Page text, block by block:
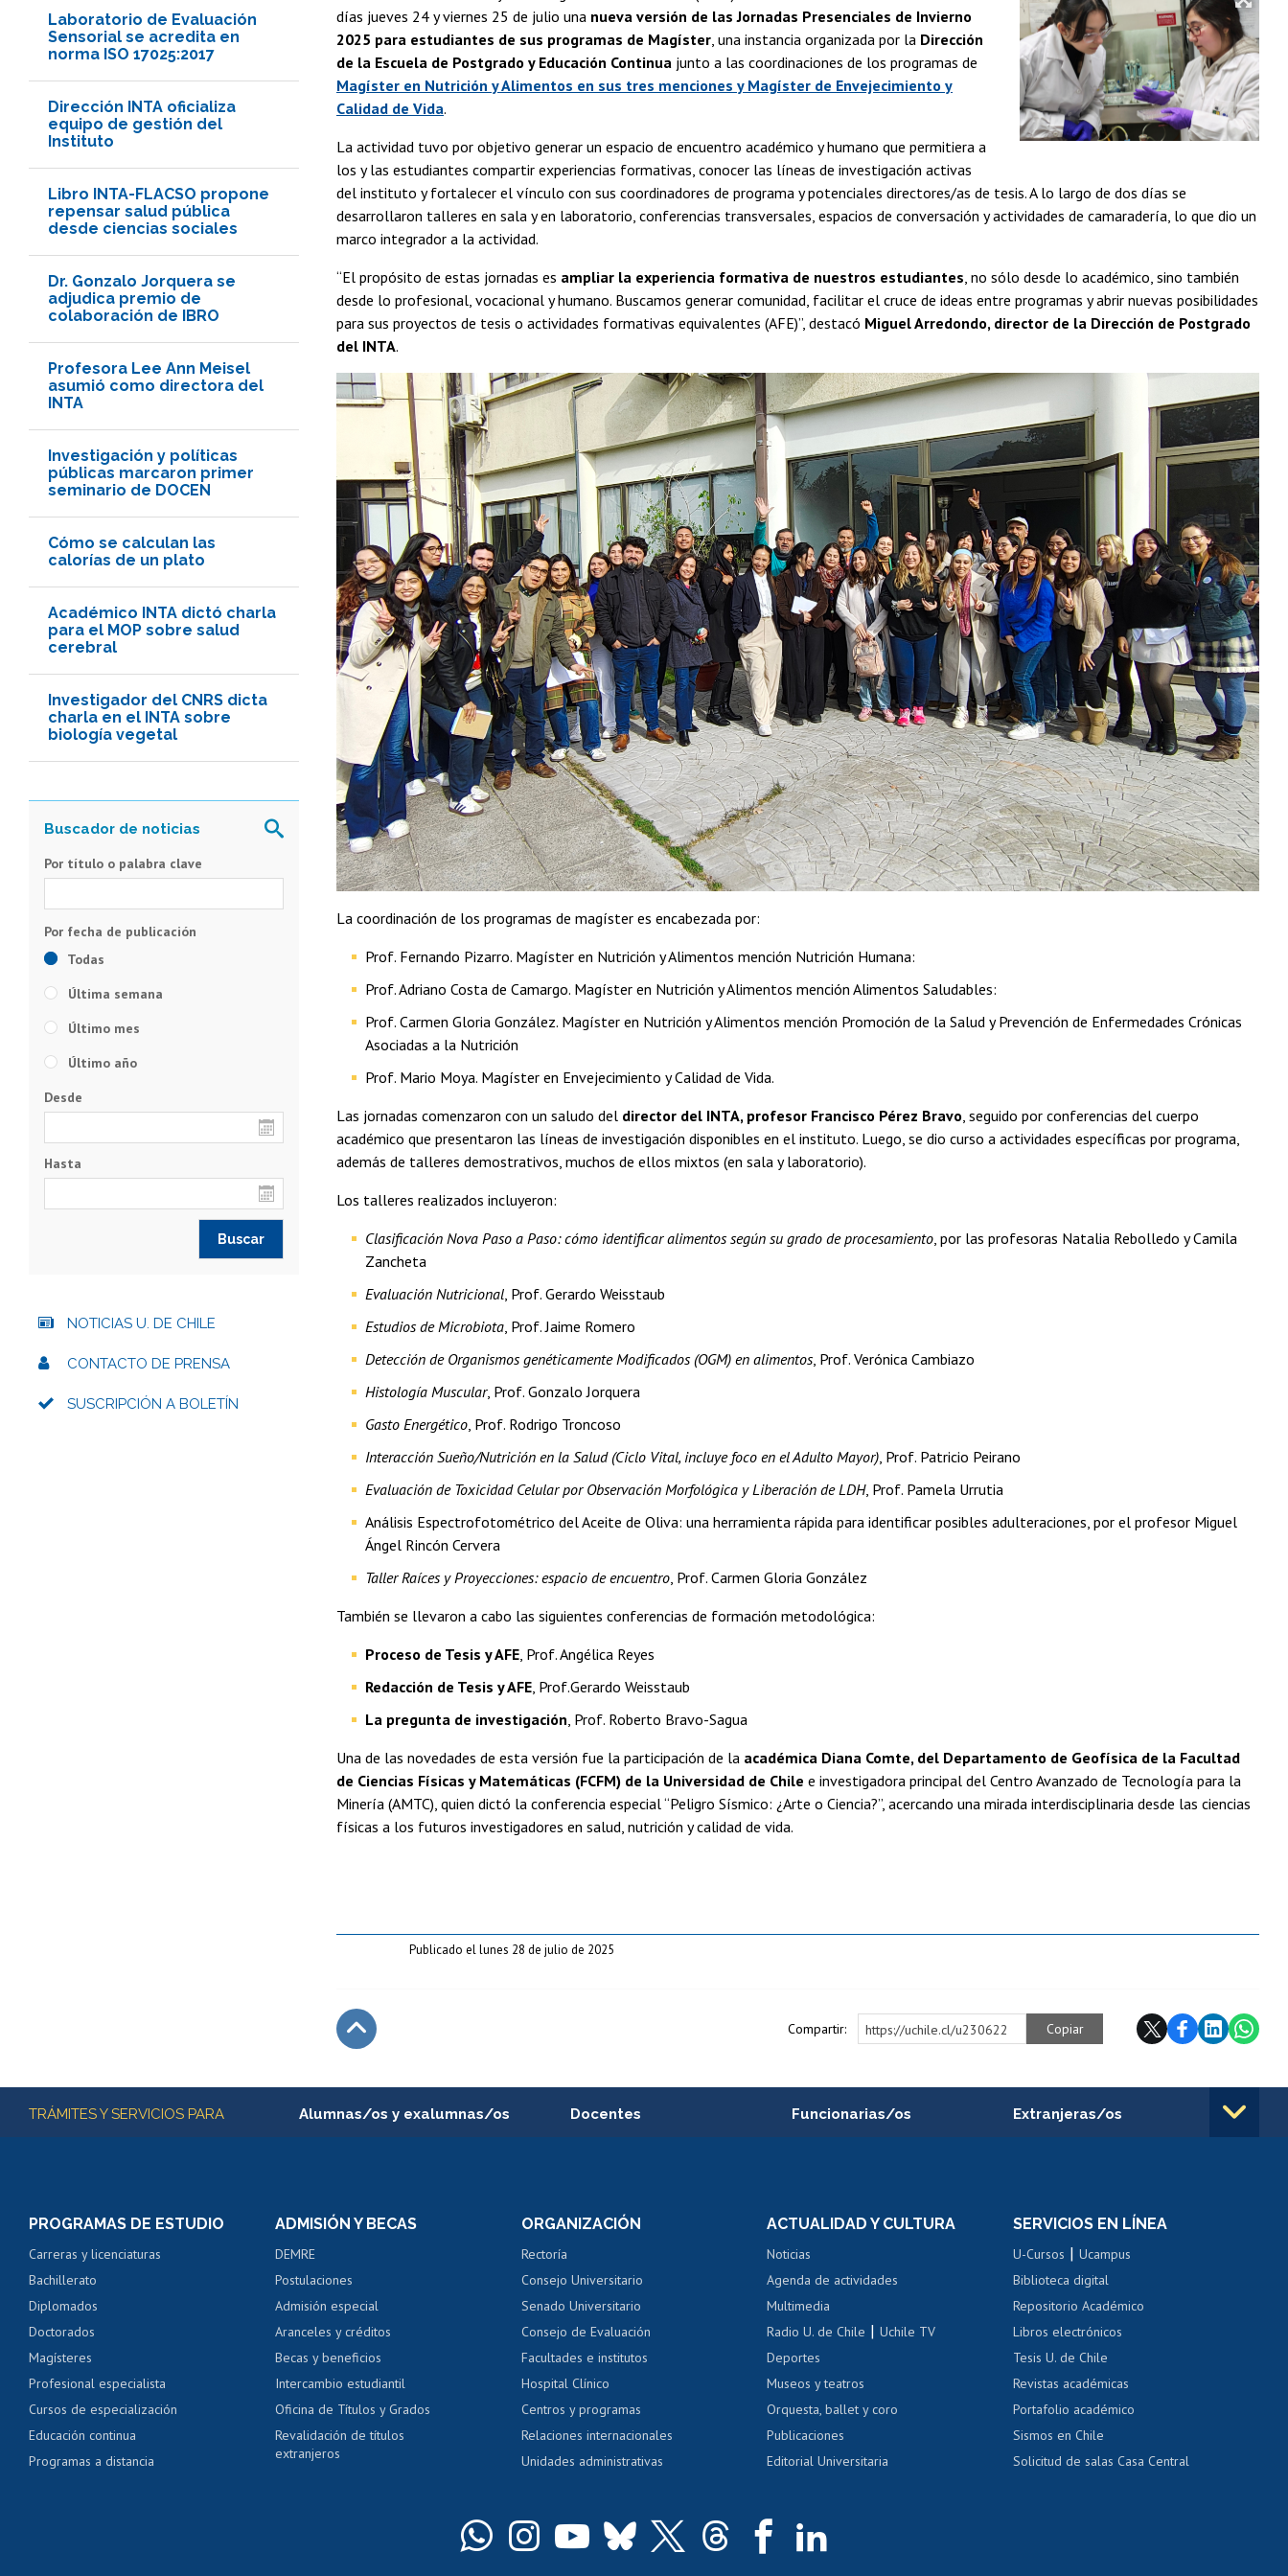
Laboratorio de Evaluación
Sensorial se acredita en
norma ISO 17025:2017
Dirección INTA oficializa
equipo de gestión del
Instituto
Libro INTA-FLACSO propone
repensar salud pública
desde ciencias sociales
Dr. Gonzalo Jorquera se
adjudica premio de
colaboración de IBRO
Profesora Lee Ann Meisel
asumió como directora del
INTA
Investigación y políticas
públicas marcaron primer
seminario de DOCEN
Cómo se calculan las
calorías de un plato
Académico INTA dictó charla
para el MOP sobre salud
cerebral
Investigador del CNRS dicta
charla en el INTA sobre
biología vegetal
días jueves 24 y viernes 25 de julio una nueva versión de las Jornadas Presenciales de Invierno
2025 para estudiantes de sus programas de Magíster , una instancia organizada por la Dirección
de la Escuela de Postgrado y Educación Continua junto a las coordinaciones de los programas de
Magíster en Nutrición y Alimentos en sus tres menciones y Magíster de Envejecimiento y
Calidad de Vida.
La actividad tuvo por objetivo generar un espacio de encuentro académico y humano que permitiera a
los y las estudiantes compartir experiencias formativas, conocer las líneas de investigación activas
del instituto y fortalecer el vínculo con sus coordinadores de programa y potenciales directores/as de tesis. A lo largo de dos días se
desarrollaron talleres en sala y en laboratorio, conferencias transversales, espacios de conversación y actividades de camaradería, lo que dio un
marco integrador a la actividad.
“El propósito de estas jornadas es ampliar la experiencia formativa de nuestros estudiantes , no sólo desde lo académico, sino también
desde lo profesional, vocacional y humano. Buscamos generar comunidad, facilitar el cruce de ideas entre programas y abrir nuevas posibilidades
para sus proyectos de tesis o actividades formativas equivalentes (AFE)”, destacó Miguel Arredondo, director de la Dirección de Postgrado
del INTA.
La coordinación de los programas de magíster es encabezada por:
Prof. Fernando Pizarro. Magíster en Nutrición y Alimentos mención Nutrición Humana:
Prof. Adriano Costa de Camargo. Magíster en Nutrición y Alimentos mención Alimentos Saludables:
Prof. Carmen Gloria González. Magíster en Nutrición y Alimentos mención Promoción de la Salud y Prevención de Enfermedades Crónicas
Asociadas a la Nutrición
Prof. Mario Moya. Magíster en Envejecimiento y Calidad de Vida.
Las jornadas comenzaron con un saludo del director del INTA, profesor Francisco Pérez Bravo, seguido por conferencias del cuerpo
académico que presentaron las líneas de investigación disponibles en el instituto. Luego, se dio curso a actividades específicas por programa,
además de talleres demostrativos, muchos de ellos mixtos (en sala y laboratorio).
Los talleres realizados incluyeron:
Clasificación Nova Paso a Paso: cómo identificar alimentos según su grado de procesamiento, por las profesoras Natalia Rebolledo y Camila
Zancheta
Evaluación Nutricional, Prof. Gerardo Weisstaub
Estudios de Microbiota, Prof. Jaime Romero
Detección de Organismos genéticamente Modificados (OGM) en alimentos, Prof. Verónica Cambiazo
Histología Muscular, Prof. Gonzalo Jorquera
Gasto Energético, Prof. Rodrigo Troncoso
Interacción Sueño/Nutrición en la Salud (Ciclo Vital, incluye foco en el Adulto Mayor), Prof. Patricio Peirano
Evaluación de Toxicidad Celular por Observación Morfológica y Liberación de LDH, Prof. Pamela Urrutia
Análisis Espectrofotométrico del Aceite de Oliva: una herramienta rápida para identificar posibles adulteraciones, por el profesor Miguel
Ángel Rincón Cervera
Taller Raíces y Proyecciones: espacio de encuentro, Prof. Carmen Gloria González
También se llevaron a cabo las siguientes conferencias de formación metodológica:
Proceso de Tesis y AFE, Prof. Angélica Reyes
Redacción de Tesis y AFE, Prof.Gerardo Weisstaub
La pregunta de investigación, Prof. Roberto Bravo-Sagua
Una de las novedades de esta versión fue la participación de la académica Diana Comte, del Departamento de Geofísica de la Facultad
de Ciencias Físicas y Matemáticas (FCFM) de la Universidad de Chile e investigadora principal del Centro Avanzado de Tecnología para la
Minería (AMTC), quien dictó la conferencia especial “Peligro Sísmico: ¿Arte o Ciencia?”, acercando una mirada interdisciplinaria desde las ciencias
físicas a los futuros investigadores en salud, nutrición y calidad de vida.
Publicado el lunes 28 de julio de 2025
Compartir: https://uchile.cl/u230622 Copiar
Por título o palabra clave
Todas
Última semana
Último mes
Último año
Desde
Hasta
NOTICIAS U. DE CHILE
CONTACTO DE PRENSA
SUSCRIPCIÓN A BOLETÍN
Más información
TRÁMITES Y SERVICIOS PARA Alumnas/os y exalumnas/os
Servicio médico y dental
Pago de arancel y crédito alumnos
Pago de arancel y crédito exalumnos
Certificado de títulos y grados
Docentes
Perfeccionamiento
Evaluación docente
Calificación académica
Postulación al AUCAI
Funcionarias/os
Portal de movilidad interna
Certificado de renta
Certificado de renta
Extranjeras/os
Cursos de español
Mi Uchile Ayuda tecnológica Tarjeta TUI Acoso laboral, sexual y violencia Denuncias administrativas
PROGRAMAS DE ESTUDIO
Carreras y licenciaturas
Bachillerato
Diplomados
Doctorados
Magísteres
Profesional especialista
Cursos de especialización
Educación continua
Programas a distancia
ADMISIÓN Y BECAS
DEMRE
Postulaciones
Admisión especial
Aranceles y créditos
Becas y beneficios
Intercambio estudiantil
Oficina de Títulos y Grados
Revalidación de títulos
extranjeros
ORGANIZACIÓN
Rectoría
Consejo Universitario
Senado Universitario
Consejo de Evaluación
Facultades e institutos
Hospital Clínico
Centros y programas
Relaciones internacionales
Unidades administrativas
ACTUALIDAD Y CULTURA
Noticias
Agenda de actividades
Multimedia
Radio U. de Chile |Uchile TV
Deportes
Museos y teatros
Orquesta, ballet y coro
Publicaciones
Editorial Universitaria
SERVICIOS EN LÍNEA
U-Cursos |Ucampus
Biblioteca digital
Repositorio Académico
Libros electrónicos
Tesis U. de Chile
Revistas académicas
Portafolio académico
Sismos en Chile
Solicitud de salas Casa Central